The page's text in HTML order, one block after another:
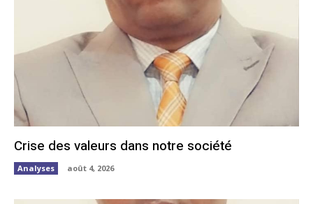
Crise des valeurs dans notre société
Analyses août 4, 2026